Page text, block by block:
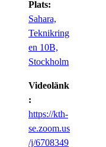
Plats:
Sahara,
Teknikring
en 10B,
Stockholm
Videolänk
:
https://kth-
se.zoom.us
/j/6708349